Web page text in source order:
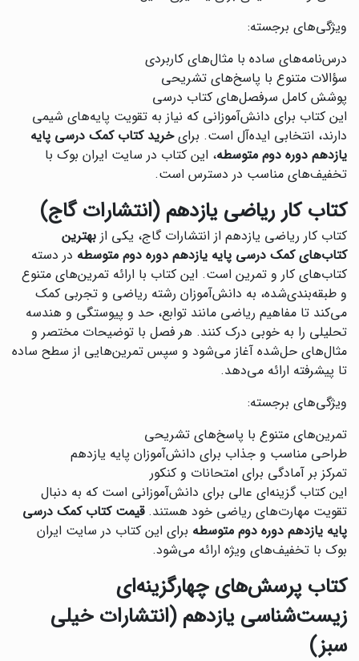
ویژگی‌های برجسته:
درس‌نامه‌های ساده با مثال‌های کاربردی
سؤالات متنوع با پاسخ‌های تشریحی
پوشش کامل سرفصل‌های کتاب درسی
این کتاب برای دانش‌آموزانی که نیاز به تقویت پایه‌های شیمی
دارند، انتخابی ایده‌آل است. برایخرید کتاب کمک درسی پایه
یازدهم دوره دوم متوسطه، این کتاب در سایت ایران بوک با
تخفیف‌های مناسب در دسترس است.
کتاب کار ریاضی یازدهم (انتشارات گاج)
کتاب کار ریاضی یازدهم از انتشارات گاج، یکی از بهترین
کتاب‌های کمک درسی پایه یازدهم دوره دوم متوسطه در دسته
کتاب‌های کار و تمرین است. این کتاب با ارائه تمرین‌های متنوع
و طبقه‌بندی‌شده، به دانش‌آموزان رشته ریاضی و تجربی کمک
می‌کند تا مفاهیم ریاضی مانند توابع، حد و پیوستگی و هندسه
تحلیلی را به خوبی درک کنند. هر فصل با توضیحات مختصر و
مثال‌های حل‌شده آغاز می‌شود و سپس تمرین‌هایی از سطح ساده
تا پیشرفته ارائه می‌دهد.
ویژگی‌های برجسته:
تمرین‌های متنوع با پاسخ‌های تشریحی
طراحی مناسب و جذاب برای دانش‌آموزان پایه یازدهم
تمرکز بر آمادگی برای امتحانات و کنکور
این کتاب گزینه‌ای عالی برای دانش‌آموزانی است که به دنبال
تقویت مهارت‌های ریاضی خود هستند.قیمت کتاب کمک درسی
پایه یازدهم دوره دوم متوسطه برای این کتاب در سایت ایران
بوک با تخفیف‌های ویژه ارائه می‌شود.
کتاب پرسش‌های چهارگزینه‌ای
زیست‌شناسی یازدهم (انتشارات خیلی
سبز)